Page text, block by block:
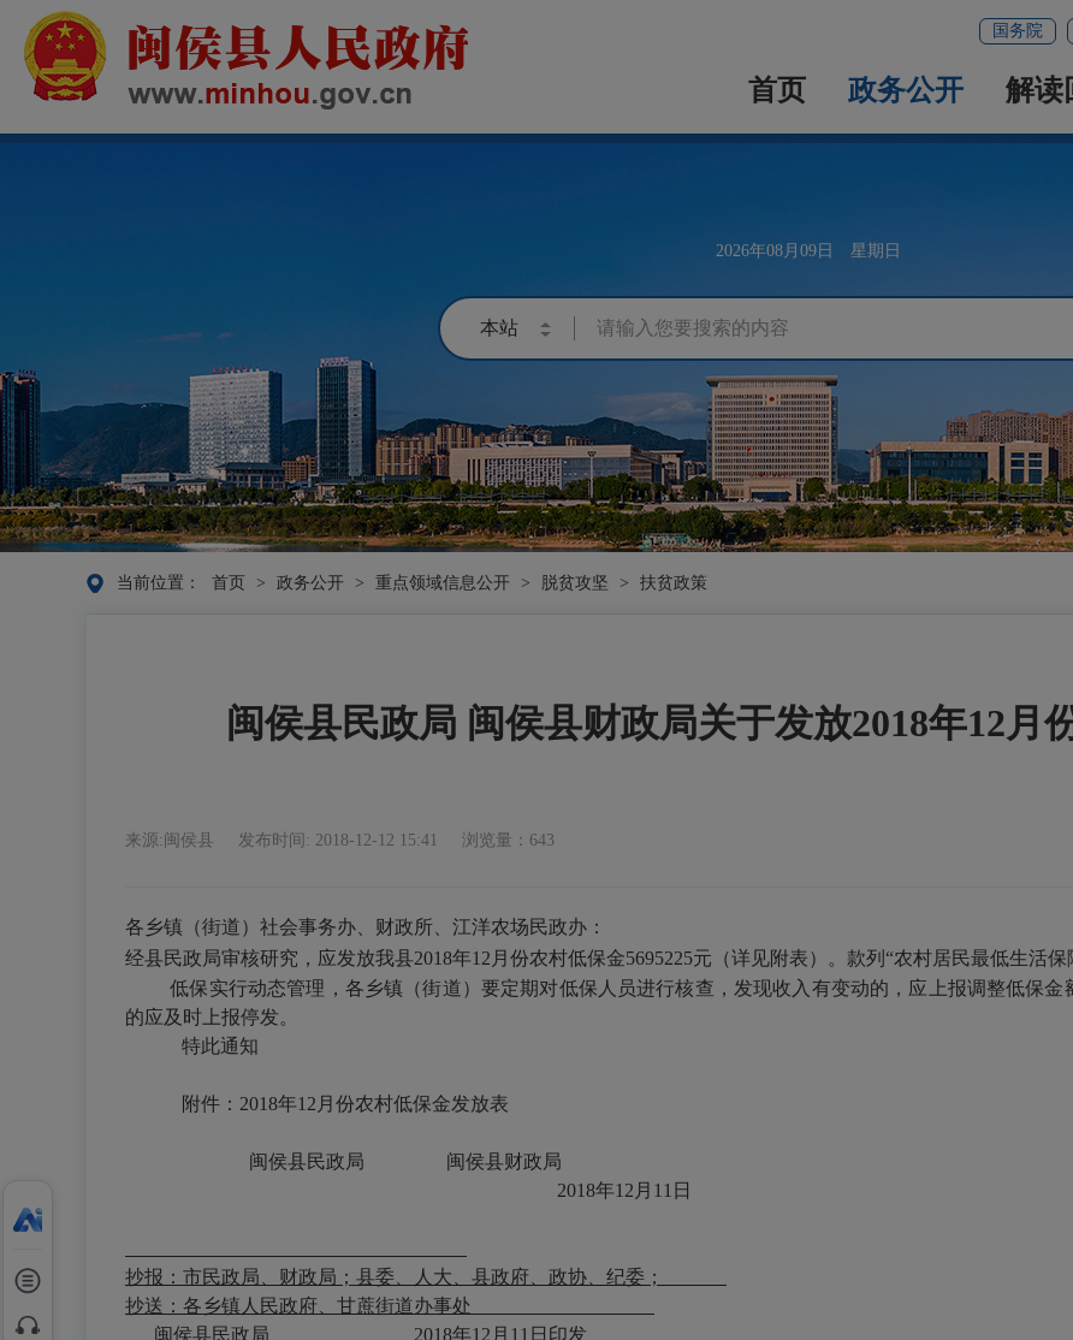
国务院
首页 政务公开 解读
2026年08月09日 星期日
当前位置： 首页 > 政务公开 > 重点领域信息公开 > 脱贫攻坚 > 扶贫政策
闽侯县民政局 闽侯县财政局关于发放2018年12月
来源:闽侯县 发布时间: 2018-12-12 15:41 浏览量：643
各乡镇（街道）社会事务办、财政所、江洋农场民政办：
经县民政局审核研究，应发放我县2018年12 月份农村低保金5695225元（详见附表）。款列“农村居民最低生活
低保实行动态管理，各乡镇（街道）要定期对低保人员进行核查，发现收入有变动的，应上报调整低保
的应及时上报停发。
特此通知
附件： 2018年12 月份农村低保金发放表
闽侯县民政局
闽侯县财政局
2018年12 月11 日
抄报：市民政局、财政局；县委、人大、县政府、政协、纪委；
抄送：各乡镇人民政府、甘蔗街道办事处
闽侯县民政局
2018年12 月11 日 印发